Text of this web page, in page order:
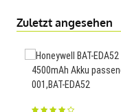
Zuletzt angesehen
4500mAh Akku
001,BAT-EDA52